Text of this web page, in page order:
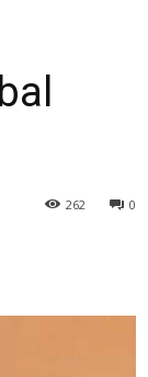
0
262